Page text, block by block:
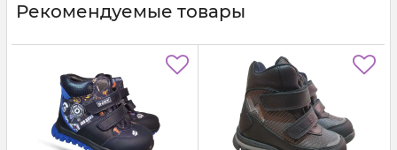
Рекомендуемые товары